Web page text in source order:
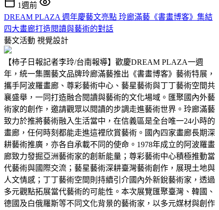
1週前
DREAM PLAZA 週年慶藝文亮點 玲廊滿藝《書畫博客》集結
四大畫廊打造閱讀與藝術的對話
藝文活動 視覺設計
【柿子日報記者李玲/台南報導】歡慶DREAM PLAZA一週
年，統一集團藝文品牌玲廊滿藝推出《書畫博客》藝術特展，
攜手阿波羅畫廊、尊彩藝術中心、藝星藝術與丁丁藝術空間共
襄盛舉，一同打造融合閱讀與藝術的文化場域。匯聚國內外藝
術家的創作，邀請觀眾以閱讀的步調走進藝術世界。玲廊滿藝
致力於推將藝術融入生活當中，在信義區是全台唯一24小時的
畫廊，任何時刻都能走進這裡欣賞藝術。國內四家畫廊長期深
耕藝術推廣，亦各自承載不同的使命。1978年成立的阿波羅畫
廊致力發掘亞洲藝術家的創新能量；尊彩藝術中心積極推動當
代藝術與國際交流；藝星藝術深耕臺灣藝術創作，展現土地與
人文情感；丁丁藝術空間則持續引介國內外新銳藝術家，透過
多元觀點拓展當代藝術的可能性。本次展覽匯聚臺灣、韓國、
德國及白俄羅斯等不同文化背景的藝術家，以多元媒材與創作